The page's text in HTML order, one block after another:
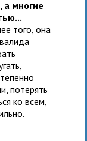
а многие
того, она
потерять
ко всем,